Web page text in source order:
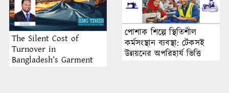
The Silent Cost of
Turnover in
Bangladesh’s Garment
পোশাক শিল্পে স্থিতিশীল
কর্মসংস্থান ব্যবস্থা: টেকসই
উন্নয়নের অপরিহার্য ভিত্তি